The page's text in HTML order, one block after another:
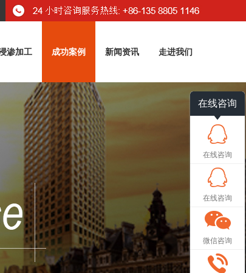
渗加工 成功案例 新闻资讯 走进我们
在线咨询
在线咨询
在线咨询
微信咨询